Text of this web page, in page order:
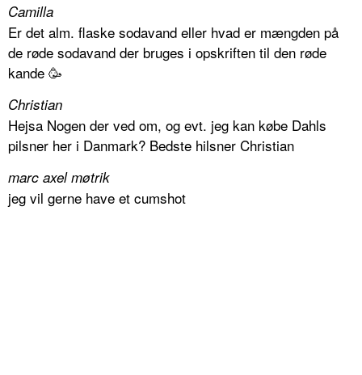
Camilla
Er det alm. flaske sodavand eller hvad er mængden på
de røde sodavand der bruges i opskriften til den røde
kande 🥳
Christian
Hejsa Nogen der ved om, og evt. jeg kan købe Dahls
pilsner her i Danmark? Bedste hilsner Christian
marc axel møtrik
jeg vil gerne have et cumshot